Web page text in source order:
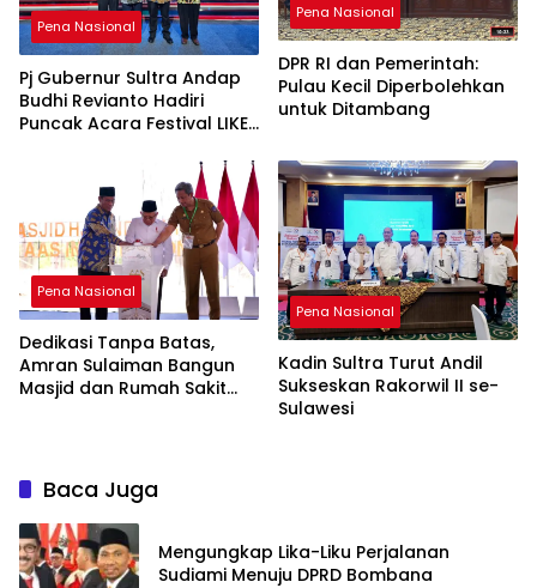
Pena Nasional
Pj Gubernur Sultra Andap
Budhi Revianto Hadiri
Puncak Acara Festival LIKE-
Pena Nasional
DPR RI dan Pemerintah:
Pulau Kecil Diperbolehkan
untuk Ditambang
Pena Nasional
Dedikasi Tanpa Batas,
Amran Sulaiman Bangun
Masjid dan Rumah Sakit
Pena Nasional
Kadin Sultra Turut Andil
Sukseskan Rakorwil II se-
Sulawesi
Baca Juga
Mengungkap Lika-Liku Perjalanan
Sudiami Menuju DPRD Bombana